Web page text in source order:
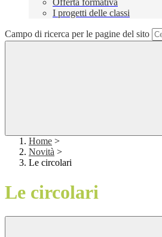
Offerta formativa
I progetti delle classi
Campo di ricerca per le pagine del sito
Home >
Novità >
Le circolari
Le circolari